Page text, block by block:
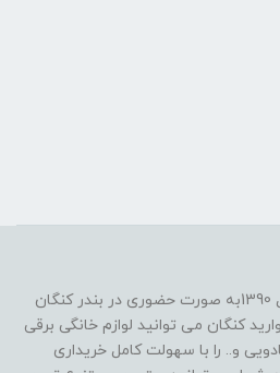
فروشگاه مروارید کنگان از سال 1390به صورت حضوری در بندر کنگان
کنگان می توانید لوازم خانگی برقی
و.. را با سهولت کامل خریداری